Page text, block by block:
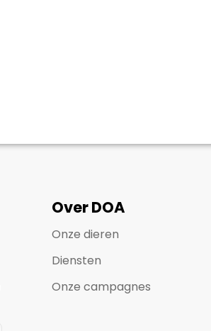
Over DOA
Onze dieren
Diensten
Onze campagnes